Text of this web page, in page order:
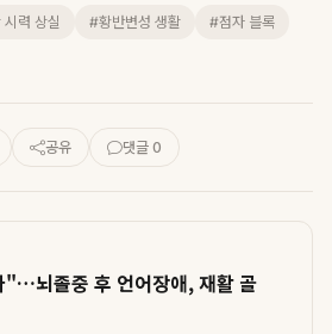
력 상실 #황반변성 생활
#점자 블록
공유 댓글 0
"…뇌졸중 후 언어장애, 재활 골